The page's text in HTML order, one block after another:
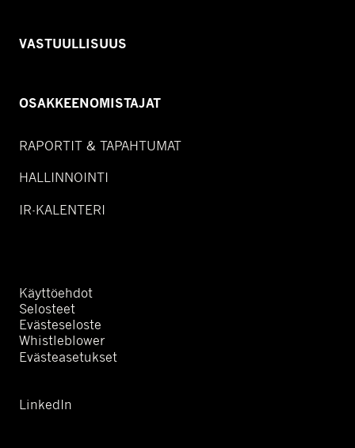
VASTUULLISUUS
OSAKKEENOMISTAJAT
RAPORTIT & TAPAHTUMAT
HALLINNOINTI
IR-KALENTERI
Käyttöehdot
Selosteet
Evästeseloste
Whistleblower
Evästeasetukset
LinkedIn